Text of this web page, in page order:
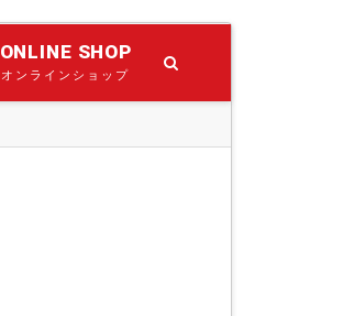
ONLINE SHOP
オンラインショップ